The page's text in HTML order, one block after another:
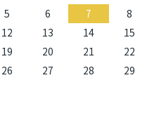
5 6 7
8
12 13 14
15
19 20 21
22
26 27 28
29